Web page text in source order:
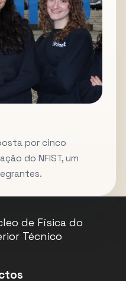
por cinco
do NFIST, um
de Física do
Técnico